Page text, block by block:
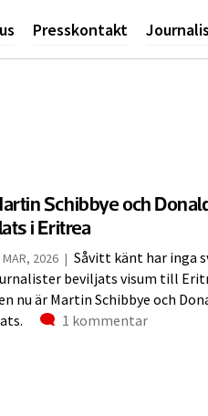
Presskontakt
Schibbye och
i Eritrea
2026 | Såvitt känt har inga
beviljats visum till
nu är Martin Schibbye och
Kommentarer
1 kommentar